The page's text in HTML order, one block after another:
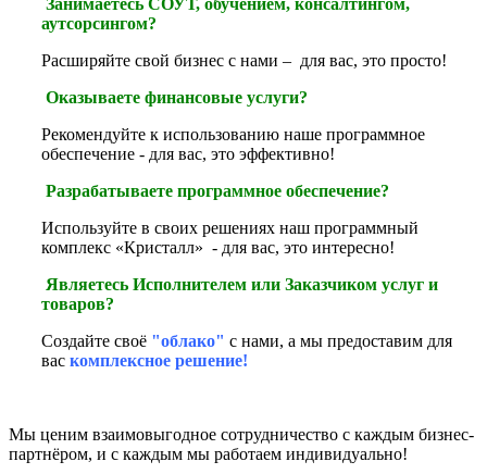
аутсорсингом?
Расширяйте свой бизнес с нами – для вас, это просто!
Оказываете финансовые услуги?
Рекомендуйте к использованию наше программное
обеспечение - для вас, это эффективно!
Разрабатываете программное обеспечение?
Используйте в своих решениях наш программный
комплекс «Кристалл» - для вас, это интересно!
Являетесь Исполнителем или Заказчиком услуг и
товаров?
Создайте своё "облако" с нами, а мы предоставим для
вас комплексное решение!
Мы ценим взаимовыгодное сотрудничество с каждым бизнес-
партнёром, и с каждым мы работаем индивидуально!